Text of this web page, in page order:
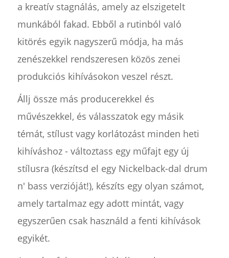
a kreatív stagnálás, amely az elszigetelt
munkából fakad. Ebből a rutinból való
kitörés egyik nagyszerű módja, ha más
zenészekkel rendszeresen közös zenei
produkciós kihívásokon veszel részt.
Állj össze más producerekkel és
művészekkel, és válasszatok egy másik
témát, stílust vagy korlátozást minden heti
kihíváshoz - változtass egy műfajt egy új
stílusra (készítsd el egy Nickelback-dal drum
n' bass verzióját!), készíts egy olyan számot,
amely tartalmaz egy adott mintát, vagy
egyszerűen csak használd a fenti kihívások
egyikét.